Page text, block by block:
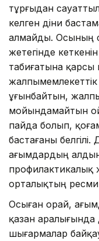
тұрғыдан
келген діни
алмайды. Осының
жетегінде
табиғатына қарсы
жалпымемлекеттік
ұғынбайтын,
мойындамайтын
пайда болып,
бастағаны
ағымдардың алдын
профилактикалық
орталықтың
Осыған орай,
қазан аралығында
шығармалар